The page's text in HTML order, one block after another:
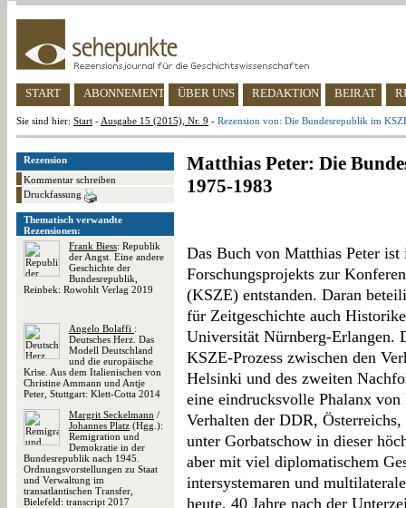
START ABONNEMENT ÜBER UNS REDAKTION BEIRAT
Sie sind hier: Start - Ausgabe 15 (2015), Nr. 9 - Rezension von: Die Bundesrepublik im
Rezension
Kommentar schreiben
Druckfassung
Thematisch verwandte
Rezensionen:
Frank Biess: Republik
der Angst. Eine andere
Geschichte der
Bundesrepublik,
Reinbek: Rowohlt Verlag 2019
Angelo Bolaffi :
Deutsches Herz. Das
Modell Deutschland
und die europäische
Krise. Aus dem Italienischen von
Christine Ammann und Antje
Peter, Stuttgart: Klett-Cotta 2014
Margrit Seckelmann /
Johannes Platz (Hgg.):
Remigration und
Demokratie in der
Bundesrepublik nach 1945.
Ordnungsvorstellungen zu Staat
und Verwaltung im
transatlantischen Transfer,
Bielefeld: transcript 2017
Matthias Peter: Die
1975-1983
Das Buch von Matthias Peter ist
Forschungsprojekts zur
(KSZE) entstanden. Daran
für Zeitgeschichte auch
Universität Nürnberg-Erlangen.
KSZE-Prozess zwischen den
Helsinki und des zweiten
eine eindrucksvolle Phalanx
Verhalten der DDR,
unter Gorbatschow in dieser
aber mit viel diplomatischem
intersystemaren und
heute, 40 Jahre nach der